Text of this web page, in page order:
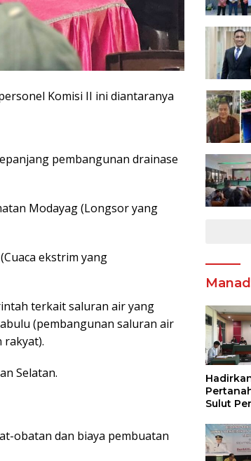
Komisi II ini diantaranya
pembangunan drainase
Modayag (Longsor yang
ekstrim yang
terkait saluran air yang
(pembangunan saluran air
rakyat).
Selatan.
obatan dan biaya pembuatan
Sulut